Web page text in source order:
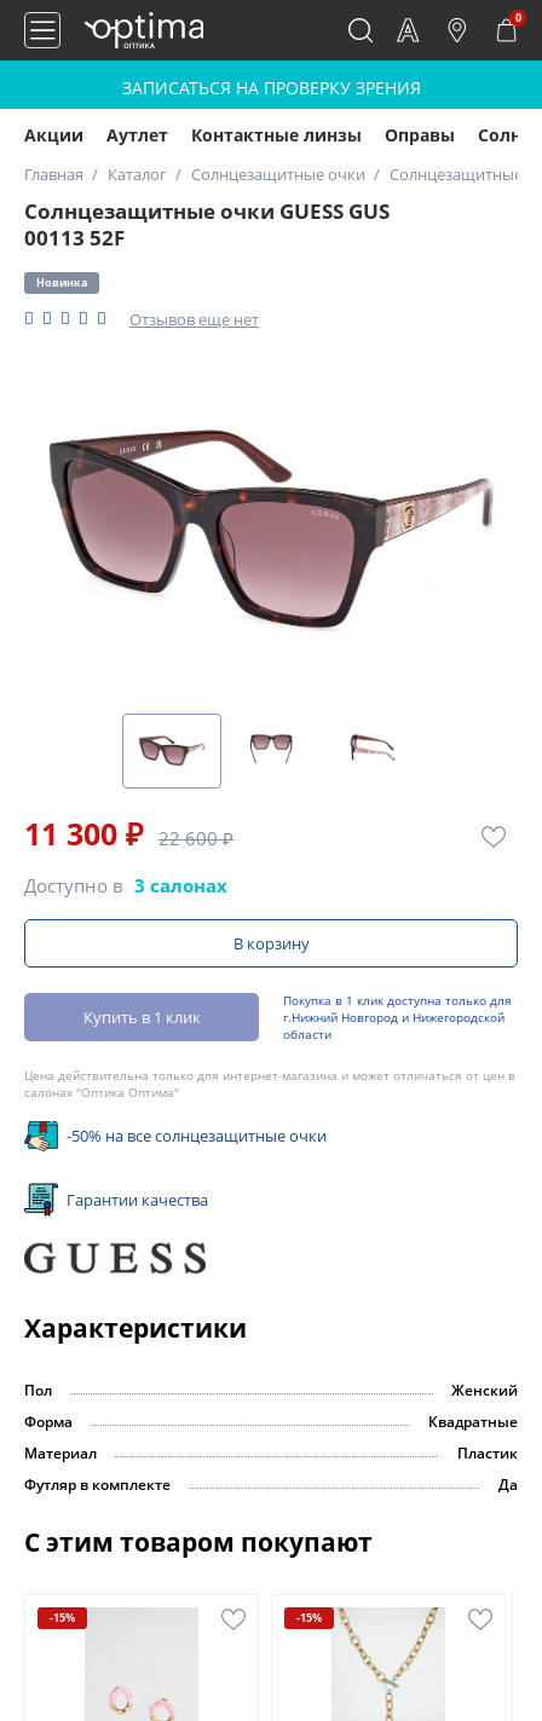
0
ЗАПИСАТЬСЯ НА ПРОВЕРКУ ЗРЕНИЯ
Акции Аутлет Контактные линзы Оправы
Главная Каталог Солнцезащитные очки Солнцезащитные
Солнцезащитные очки GUESS GUS
00113 52F
Новинка
Отзывов еще нет
11 300 ₽ 22 600 ₽
Доступно в 3 салонах
В корзину
Купить в 1 клик
Покупка в 1 клик доступна только для
г.Нижний Новгород и Нижегородской
области
Цена действительна только для интернет-магазина и может отличаться от цен в
салонах "Оптика Оптима"
-50% на все солнцезащитные очки
Гарантии качества
Характеристики
Пол
Женский
Форма
Квадратные
Материал
Пластик
Футляр в комплекте
Да
С этим товаром покупают
-15% -15%